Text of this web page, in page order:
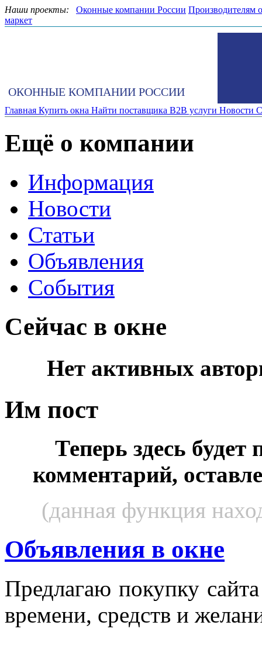
Наши проекты: Оконные компании России Производителям
маркет
ОКОННЫЕ КОМПАНИИ РОССИИ
Главная Купить окна Найти поставщика B2B услуги Новости
Ещё о компании
Информация
Новости
Статьи
Объявления
События
Сейчас в окне
Нет активных
Им пост
Теперь здесь будет
комментарий,
(данная функция
Объявления в окне
Пред­ла­гаю по­куп­ку
вре­мени, средств и